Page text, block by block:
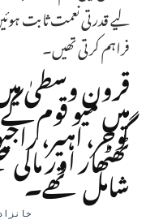
لیے قدرتی نعمت ثابت
فراہم کرتی تھیں۔
قرونِ وسطیٰ
میں میو قوم
گوجر، اہیر،
ٹھٹھار اور
شامل تھے۔